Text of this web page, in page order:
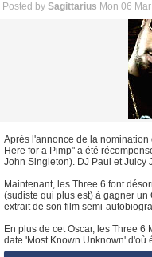
Posted by Sagittarius Mon 06
Après l'annonce de la nomination
Here for a Pimp" a été
John Singleton). DJ Paul et Juicy
Maintenant, les Three 6 font
(sudiste qui plus est) à gagner un
extrait de son film semi-
En plus de cet Oscar, les Three
date 'Most Known Unknown' d'où